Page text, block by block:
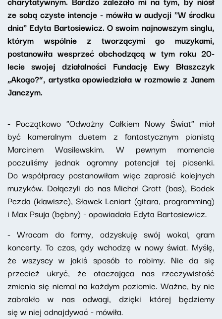
ze sobą czyste intencje - mówiła w audycji "W środku
dnia" Edyta Bartosiewicz. O swoim najnowszym singlu,
którym wspólnie z tworzącymi go muzykami,
postanowiła wesprzeć obchodzącą w tym roku 20-
lecie swojej działalności Fundację Ewy Błaszczyk
„Akogo?”, artystka opowiedziała w rozmowie z Janem
Janczym.
- Początkowo "Odważny Całkiem Nowy Świat" miał
być kameralnym duetem z fantastycznym pianistą
Marcinem Wasilewskim. W pewnym momencie
poczuliśmy jednak ogromny potencjał tej piosenki.
Do współpracy postanowiłam więc zaprosić kolejnych
muzyków. Dołączyli do nas Michał Grott (bas), Bodek
Pezda (klawisze), Sławek Leniart (gitara, programming)
i Max Psuja (bębny) - opowiadała Edyta Bartosiewicz.
- Wracam do formy, odzyskuję swój wokal, gram
koncerty. To czas, gdy wchodzę w nowy świat. Myślę,
że wszyscy w jakiś sposób to robimy. Nie da się
przecież ukryć, że otaczająca nas rzeczywistość
zmienia się niemal na każdym poziomie. Ważne, by nie
zabrakło w nas odwagi, dzięki której będziemy
się w niej odnajdywać - mówiła.